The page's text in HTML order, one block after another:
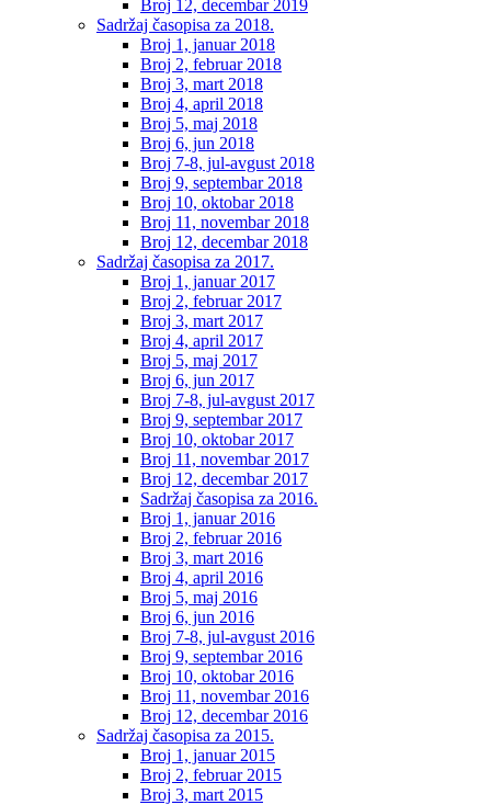
Broj 12, decembar 2019
Sadržaj časopisa za 2018.
Broj 1, januar 2018
Broj 2, februar 2018
Broj 3, mart 2018
Broj 4, april 2018
Broj 5, maj 2018
Broj 6, jun 2018
Broj 7-8, jul-avgust 2018
Broj 9, septembar 2018
Broj 10, oktobar 2018
Broj 11, novembar 2018
Broj 12, decembar 2018
Sadržaj časopisa za 2017.
Broj 1, januar 2017
Broj 2, februar 2017
Broj 3, mart 2017
Broj 4, april 2017
Broj 5, maj 2017
Broj 6, jun 2017
Broj 7-8, jul-avgust 2017
Broj 9, septembar 2017
Broj 10, oktobar 2017
Broj 11, novembar 2017
Broj 12, decembar 2017
Sadržaj časopisa za 2016.
Broj 1, januar 2016
Broj 2, februar 2016
Broj 3, mart 2016
Broj 4, april 2016
Broj 5, maj 2016
Broj 6, jun 2016
Broj 7-8, jul-avgust 2016
Broj 9, septembar 2016
Broj 10, oktobar 2016
Broj 11, novembar 2016
Broj 12, decembar 2016
Sadržaj časopisa za 2015.
Broj 1, januar 2015
Broj 2, februar 2015
Broj 3, mart 2015